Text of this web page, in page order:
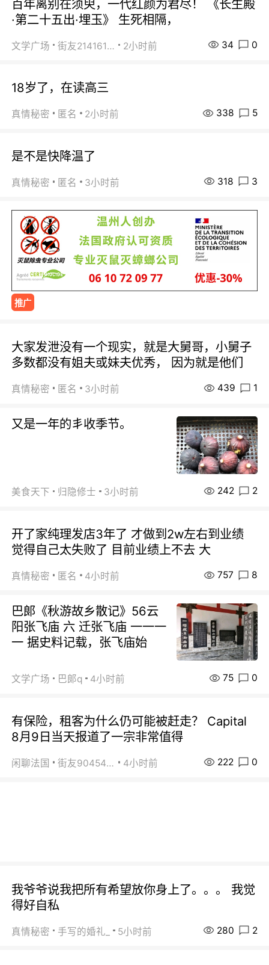
百年离别在须臾，一代红颜为君尽！ 《长生殿
·第二十五出·埋玉》 生死相隔，
文学广场 街友21416156 2小时前 34 0
18岁了，在读高三
真情秘密 匿名 2小时前 338 5
是不是快降温了
真情秘密 匿名 3小时前 318 3
推广
大家发泄没有一个现实，就是大舅哥，小舅子
多数都没有姐夫或妹夫优秀， 因为就是他们
真情秘密 匿名 3小时前 439 1
又是一年的丯收季节。
美食天下 归隐修士 3小时前 242 2
开了家纯理发店3年了 才做到2w左右到业绩
觉得自己太失败了 目前业绩上不去 大
真情秘密 匿名 4小时前 757 8
巴郞《秋游故乡散记》56云
阳张飞庙 六 迁张飞庙 一一一
一 据史料记载，张飞庙始
文学广场 巴郞q 4小时前 75 0
有保险，租客为什么仍可能被赶走？ Capital
8月9日当天报道了一宗非常值得
闲聊法国 街友90454511 4小时前 222 0
我爷爷说我把所有希望放你身上了。。。 我觉
得好自私
真情秘密 手写的婚礼_ 5小时前 280 2